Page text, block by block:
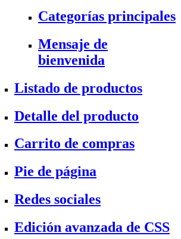
Categorías principales
Mensaje de
bienvenida
Listado de productos
Detalle del producto
Carrito de compras
Pie de página
Redes sociales
Edición avanzada de CSS